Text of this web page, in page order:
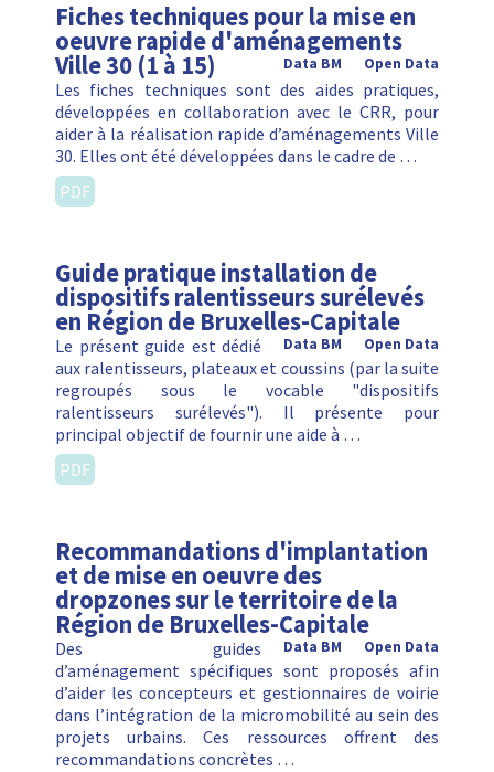
Fiches techniques pour la mise en
oeuvre rapide d'aménagements
Ville 30 (1 à 15) Open Data
Data BM
Les fiches techniques sont des aides pratiques,
développées en collaboration avec le CRR, pour
aider à la réalisation rapide d’aménagements Ville
30. Elles ont été développées dans le cadre de …
PDF
Guide pratique installation de
dispositifs ralentisseurs surélevés
en Région de Bruxelles-Capitale
Open Data
Data BM
Le présent guide est dédié
aux ralentisseurs, plateaux et coussins (par la suite
regroupés sous le vocable "dispositifs
ralentisseurs surélevés"). Il présente pour
principal objectif de fournir une aide à …
PDF
Recommandations d'implantation
et de mise en oeuvre des
dropzones sur le territoire de la
Région de Bruxelles-Capitale
Open Data
Data BM
Des guides
d’aménagement spécifiques sont proposés afin
d’aider les concepteurs et gestionnaires de voirie
dans l’intégration de la micromobilité au sein des
projets urbains. Ces ressources offrent des
recommandations concrètes …